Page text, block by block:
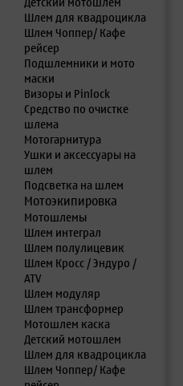
Шлем для квадроцикла
Шлем Чоппер/ Кафе
рейсер
Подшлемники и мото
маски
Визоры и Pinlock
Средство по очистке
шлема
Мотогарнитура
Ушки и аксессуары на
шлем
Подсветка на шлем
Мотоэкипировка
Мотошлемы
Шлем интеграл
Шлем полулицевик
Шлем Кросс / Эндуро /
ATV
Шлем модуляр
Шлем трансформер
Мотошлем каска
Детский мотошлем
Шлем для квадроцикла
Шлем Чоппер/ Кафе